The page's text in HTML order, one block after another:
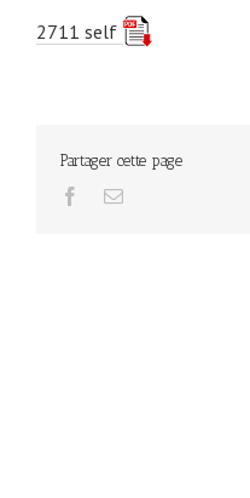
2711 self
Partager cette page